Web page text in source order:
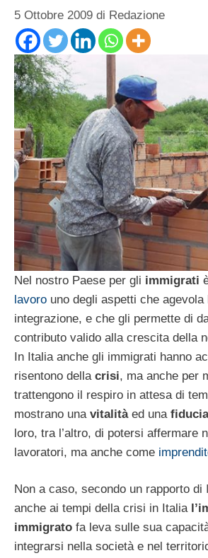
5 Ottobre 2009 di Redazione
Nel nostro Paese per gli immigrati
lavoro uno degli aspetti che agevola
integrazione, e che gli permette di
contributo valido alla crescita della
In Italia anche gli immigrati hanno
risentono della crisi, ma anche per
trattengono il respiro in attesa di
mostrano una vitalitàed una fiducia
loro, tra l’altro, di potersi affermare
lavoratori, ma anche come
Non a caso, secondo un rapporto di
anche ai tempi della crisi in Italia
immigrato fa leva sulle sua
integrarsi nella società e nel